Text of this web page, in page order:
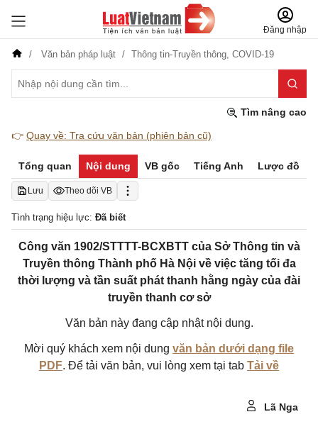
Đăng nhập
Văn bản pháp luật Thông tin-Truyền thông, COVID-19
Tìm nâng cao
👉 Quay về: Tra cứu văn bản (phiên bản cũ)
Tổng quan Nội dung VB gốc Tiếng Anh Lược đồ
Lưu Theo dõi VB
Tình trạng hiệu lực: Đã biết
Công văn 1902/STTTT-BCXBTT của Sở Thông tin và
Truyền thông Thành phố Hà Nội về việc tăng tối đa
thời lượng và tần suất phát thanh hằng ngày của đài
truyền thanh cơ sở
Văn bản này đang cập nhật nội dung.
Mời quý khách xem nội dung văn bản dưới dạng file
PDF. Để tải văn bản, vui lòng xem tại tab Tải về
Lã Nga